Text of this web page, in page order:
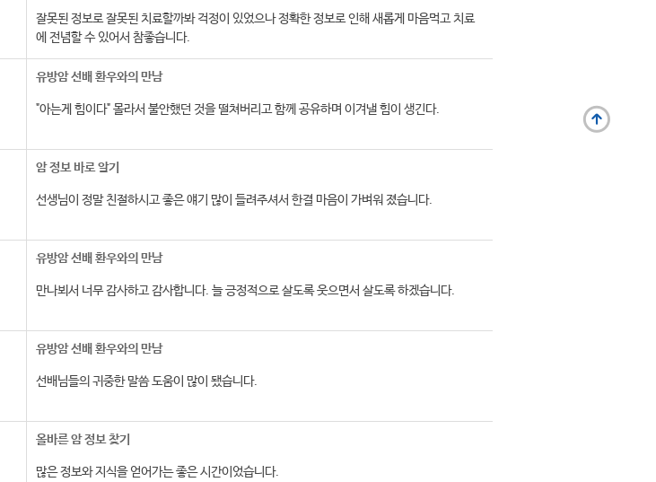
잘못된 정보로 잘못된 치료할까봐 걱정이 있었으나 정확한 정보로 인해 새롭게 마음먹고 치료
에 전념할 수 있어서 참좋습니다.
유방암 선배 환우와의 만남
"아는게 힘이다" 몰라서 불안했던 것을 떨쳐버리고 함께 공유하며 이겨낼 힘이 생긴다.
암 정보 바로 알기
선생님이 정말 친절하시고 좋은 얘기 많이 들려주셔서 한결 마음이 가벼워 졌습니다.
유방암 선배 환우와의 만남
만나뵈서 너무 감사하고 감사합니다. 늘 긍정적으로 살도록 웃으면서 살도록 하겠습니다.
유방암 선배 환우와의 만남
선배님들의 귀중한 말씀 도움이 많이 됐습니다.
올바른 암 정보 찾기
많은 정보와 지식을 얻어가는 좋은 시간이었습니다.